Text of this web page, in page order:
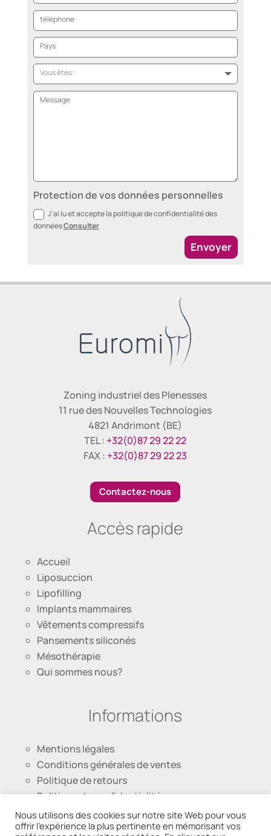
Protection de vos données personnelles
J'ai lu et accepte la politique de confidentialité des
donnéesConsulter
Envoyer
Zoning industriel des Plenesses
11 rue des Nouvelles Technologies
4821 Andrimont (BE)
TEL : +32(0)87 29 22 22
FAX : +32(0)87 29 22 23
Contactez-nous
Accès rapide
Accueil
Liposuccion
Lipofilling
Implants mammaires
Vêtements compressifs
Pansements siliconés
Mésothérapie
Qui sommes nous?
Informations
Mentions légales
Conditions générales de ventes
Politique de retours
Politique de confidentialité
Nous utilisons des cookies sur notre site Web pour vous
offrir l'expérience la plus pertinente en mémorisant vos